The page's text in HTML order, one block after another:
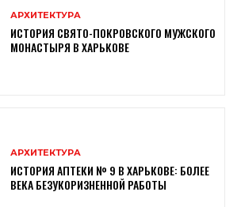
АРХИТЕКТУРА
ИСТОРИЯ СВЯТО-ПОКРОВСКОГО МУЖСКОГО
МОНАСТЫРЯ В ХАРЬКОВЕ
АРХИТЕКТУРА
ИСТОРИЯ АПТЕКИ № 9 В ХАРЬКОВЕ: БОЛЕЕ
ВЕКА БЕЗУКОРИЗНЕННОЙ РАБОТЫ